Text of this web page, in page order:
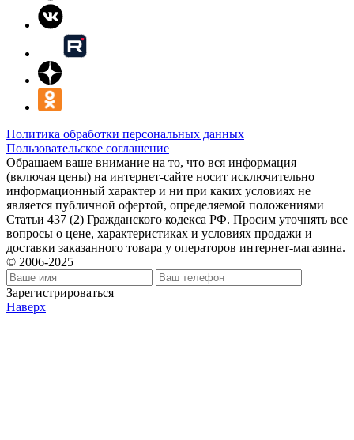
Политика обработки персональных данных
Пользовательское соглашение
Обращаем ваше внимание на то, что вся информация
(включая цены) на интернет-сайте носит исключительно
информационный характер и ни при каких условиях не
является публичной офертой, определяемой положениями
Статьи 437 (2) Гражданского кодекса РФ. Просим уточнять все
вопросы о цене, характеристиках и условиях продажи и
доставки заказанного товара у операторов интернет-магазина.
© 2006-2025
Зарегистрироваться
Наверх